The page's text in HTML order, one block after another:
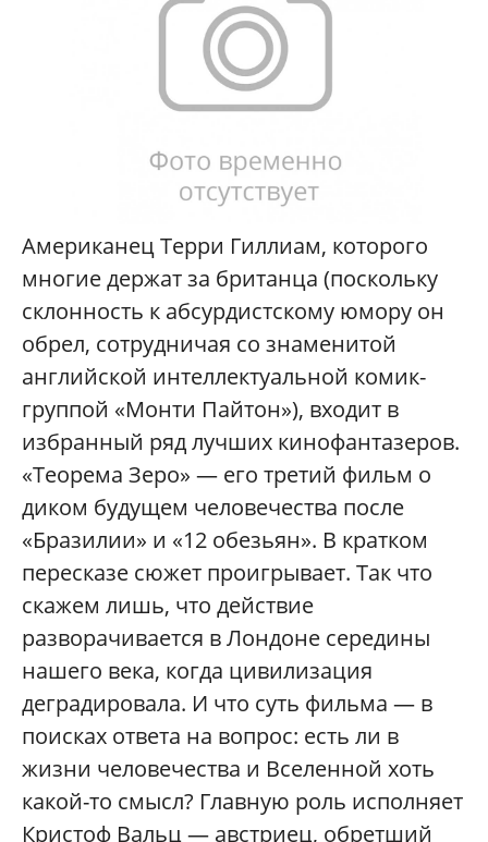
Американец Терри Гиллиам, которого
многие держат за британца (поскольку
склонность к абсурдистскому юмору он
обрел, сотрудничая со знаменитой
английской интеллектуальной комик-
группой «Монти Пайтон»), входит в
избранный ряд лучших кинофантазеров.
«Теорема Зеро» — его третий фильм о
диком будущем человечества после
«Бразилии» и «12 обезьян». В кратком
пересказе сюжет проигрывает. Так что
скажем лишь, что действие
разворачивается в Лондоне середины
нашего века, когда цивилизация
деградировала. И что суть фильма — в
поисках ответа на вопрос: есть ли в
жизни человечества и Вселенной хоть
какой-то смысл? Главную роль исполняет
Кристоф Вальц — австриец, обретший